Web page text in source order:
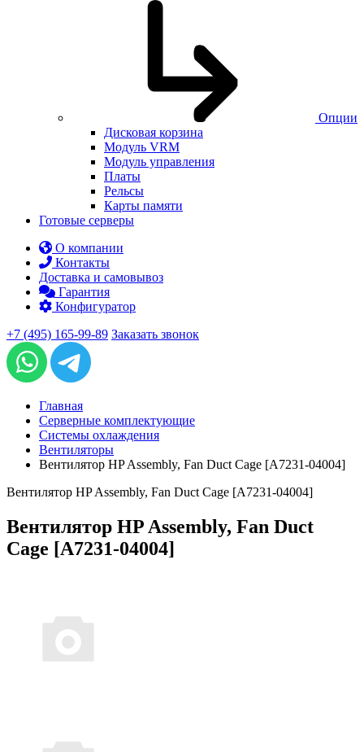
Опции
Дисковая корзина
Модуль VRM
Модуль управления
Платы
Рельсы
Карты памяти
Готовые серверы
О компании
Контакты
Доставка и самовывоз
Гарантия
Конфигуратор
+7 (495) 165-99-89 Заказать звонок
Главная
Серверные комплектующие
Системы охлаждения
Вентиляторы
Вентилятор HP Assembly, Fan Duct Cage [A7231-04004]
Вентилятор HP Assembly, Fan Duct Cage [A7231-04004]
Вентилятор HP Assembly, Fan Duct
Cage [A7231-04004]